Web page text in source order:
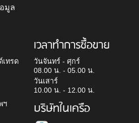
มูล
เทรด
ฯ
เวลาทำการซื้อขาย
วันจันทร์ - ศุกร์
08.00 น. - 05.00 น.
วันเสาร์
10.00 น. - 12.00 น.
บริษัทในเครือ